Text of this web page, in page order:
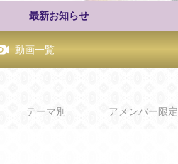
動画一覧
テーマ別 アメンバー限定
最新お知らせ